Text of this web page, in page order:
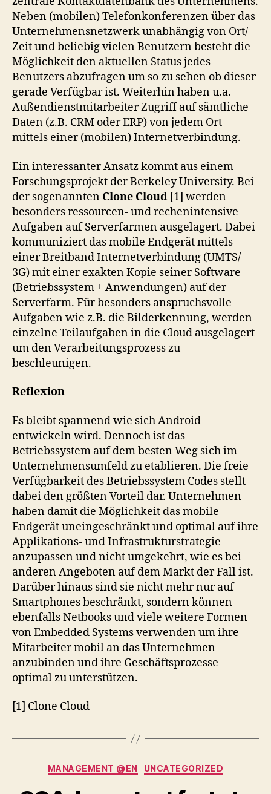
Neben (mobilen) Telefonkonferenzen über das
Unternehmensnetzwerk unabhängig von Ort/
Zeit und beliebig vielen Benutzern besteht die
Möglichkeit den aktuellen Status jedes
Benutzers abzufragen um so zu sehen ob dieser
gerade Verfügbar ist. Weiterhin haben u.a.
Außendienstmitarbeiter Zugriff auf sämtliche
Daten (z.B. CRM oder ERP) von jedem Ort
mittels einer (mobilen) Internetverbindung.
Ein interessanter Ansatz kommt aus einem
Forschungsprojekt der Berkeley University. Bei
der sogenannten Clone Cloud [1] werden
besonders ressourcen- und rechenintensive
Aufgaben auf Serverfarmen ausgelagert. Dabei
kommuniziert das mobile Endgerät mittels
einer Breitband Internetverbindung (UMTS/
3G) mit einer exakten Kopie seiner Software
(Betriebssystem + Anwendungen) auf der
Serverfarm. Für besonders anspruchsvolle
Aufgaben wie z.B. die Bilderkennung, werden
einzelne Teilaufgaben in die Cloud ausgelagert
um den Verarbeitungsprozess zu
beschleunigen.
Reflexion
Es bleibt spannend wie sich Android
entwickeln wird. Dennoch ist das
Betriebssystem auf dem besten Weg sich im
Unternehmensumfeld zu etablieren. Die freie
Verfügbarkeit des Betriebssystem Codes stellt
dabei den größten Vorteil dar. Unternehmen
haben damit die Möglichkeit das mobile
Endgerät uneingeschränkt und optimal auf ihre
Applikations- und Infrastrukturstrategie
anzupassen und nicht umgekehrt, wie es bei
anderen Angeboten auf dem Markt der Fall ist.
Darüber hinaus sind sie nicht mehr nur auf
Smartphones beschränkt, sondern können
ebenfalls Netbooks und viele weitere Formen
von Embedded Systems verwenden um ihre
Mitarbeiter mobil an das Unternehmen
anzubinden und ihre Geschäftsprozesse
optimal zu unterstützen.
[1] Clone Cloud
Categories
MANAGEMENT @EN UNCATEGORIZED